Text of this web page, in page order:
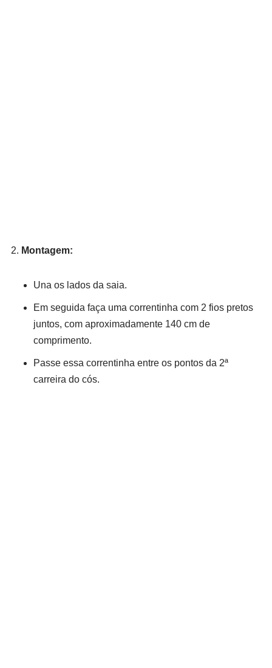
Montagem:
Una os lados da saia.
Em seguida faça uma correntinha com 2 fios pretos
juntos, com aproximadamente 140 cm de
comprimento.
Passe essa correntinha entre os pontos da 2ª
carreira do cós.